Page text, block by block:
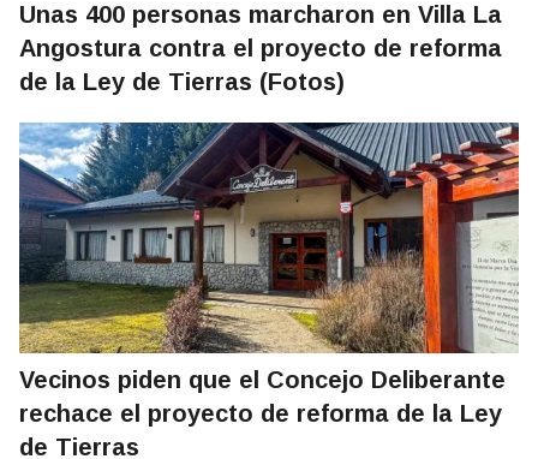
Unas 400 personas marcharon en Villa La
Angostura contra el proyecto de reforma
de la Ley de Tierras (Fotos)
Vecinos piden que el Concejo Deliberante
rechace el proyecto de reforma de la Ley
de Tierras